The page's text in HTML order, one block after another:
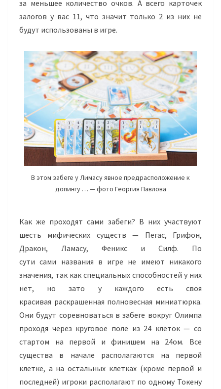
за меньшее количество очков. А всего карточек
залогов у вас 11, что значит только 2 из них не
будут использованы в игре.
В этом забеге у Лимасу явное предрасположение к
допингу … — фото Георгия Павлова
Как же проходят сами забеги? В них участвуют
шесть мифических существ — Пегас, Грифон,
Дракон, Ламасу, Феникс и Силф. По
сути сами названия в игре не имеют никакого
значения, так как специальных способностей у них
нет, но зато у каждого есть своя
красивая раскрашенная полновесная миниатюрка.
Они будут соревноваться в забеге вокруг Олимпа
проходя через круговое поле из 24 клеток — со
стартом на первой и финишем на 24ом. Все
существа в начале располагаются на первой
клетке, а на остальных клетках (кроме первой и
последней) игроки располагают по одному Токену